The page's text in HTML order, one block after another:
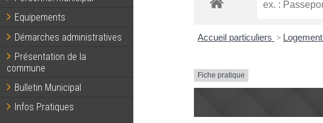
Equipements
Démarches administratives
Présentation de la
commune
Bulletin Municipal
Infos Pratiques
Accueil particuliers > Logement
Fiche pratique